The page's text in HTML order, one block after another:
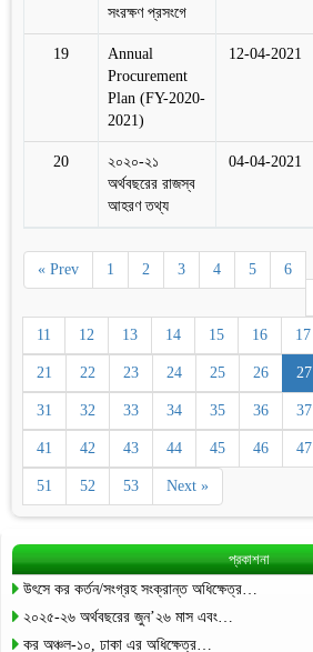
সংরক্ষণ প্রসংগে
19
Annual
Procurement
Plan (FY-2020-
2021)
12-04-2021
20
২০২০-২১
অর্থবছরের রাজস্ব
আহরণ তথ্য
04-04-2021
« Prev 1 2 3 4 5
6
11 12 13 14 15 16 17
21 22 23 24 25 26 27
31 32 33 34 35 36 37
41 42 43 44 45 46 47
51 52 53 Next »
প্রকাশনা
উৎসে কর কর্তন/সংগ্রহ সংক্রান্ত অধিক্ষেত্র…
২০২৫-২৬ অর্থবছরের জুন’২৬ মাস এবং…
কর অঞ্চল-১০, ঢাকা এর অধিক্ষেত্র…